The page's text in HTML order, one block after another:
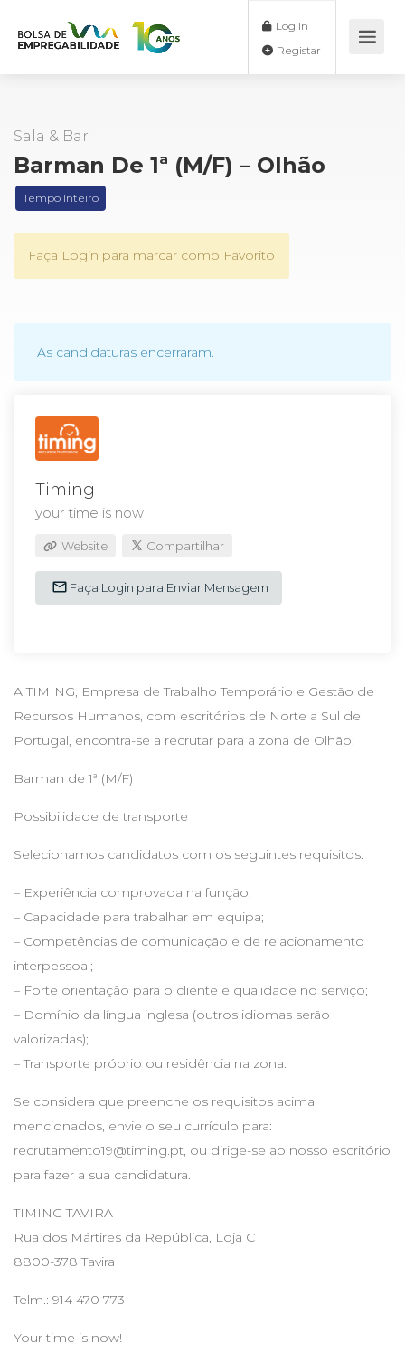
Log In
Sala & Bar
Barman De 1ª (M/F) – Olhão
Tempo Inteiro
Faça Login para marcar como Favorito
As candidaturas encerraram.
Timing
your time is now
Website Compartilhar
Faça Login para Enviar Mensagem
A TIMING, Empresa de Trabalho Temporário e Gestão de
Recursos Humanos, com escritórios de Norte a Sul de
Portugal, encontra-se a recrutar para a zona de Olhão:
Barman de 1ª (M/F)
Possibilidade de transporte
Selecionamos candidatos com os seguintes requisitos:
– Experiência comprovada na função;
– Capacidade para trabalhar em equipa;
– Competências de comunicação e de relacionamento
interpessoal;
– Forte orientação para o cliente e qualidade no serviço;
– Domínio da língua inglesa (outros idiomas serão
valorizadas);
– Transporte próprio ou residência na zona.
Se considera que preenche os requisitos acima
mencionados, envie o seu currículo para:
recrutamento19@timing.pt, ou dirige-se ao nosso escritório
para fazer a sua candidatura.
TIMING TAVIRA
Rua dos Mártires da República, Loja C
8800-378 Tavira
Telm.: 914 470 773
Your time is now!